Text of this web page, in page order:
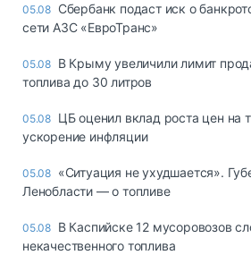
05.08 Сбербанк подаст иск о
сети АЗС «ЕвроТранс»
05.08 В Крыму увеличили лимит
топлива до 30 литров
05.08 ЦБ оценил вклад роста цен на
ускорение инфляции
05.08 «Ситуация не ухудшается».
Ленобласти — о топливе
05.08 В Каспийске 12 мусоровозов
некачественного топлива